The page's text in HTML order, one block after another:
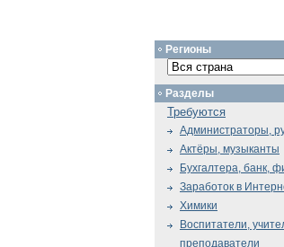
Регионы
Разделы
Требуются
Администраторы,
Актёры, музыканты
Бухгалтера, банк,
Заработок в
Химики
Воспитатели,
преподаватели